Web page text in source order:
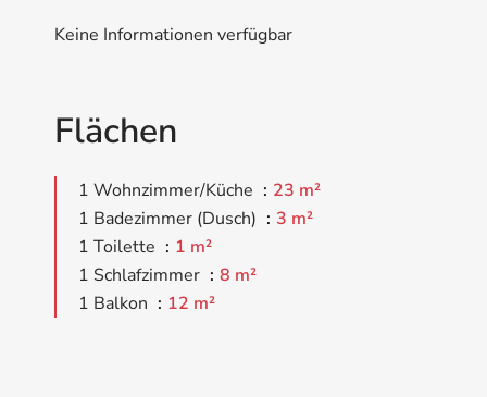
Keine Informationen verfügbar
Flächen
1 Wohnzimmer/Küche
23 m²
1 Badezimmer (Dusch)
3 m²
1 Toilette
1 m²
1 Schlafzimmer
8 m²
1 Balkon
12 m²